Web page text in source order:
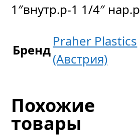
1″внутр.р-1 1/4″ нар.р
Бренд
Praher Plastics
(Австрия)
Похожие
товары